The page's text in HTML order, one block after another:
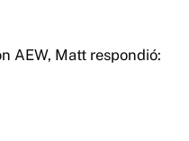
AEW, Matt respondió: